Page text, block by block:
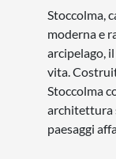
Stoccolma,
moderna e
arcipelago,
vita.
Stoccolma
architettura
paesaggi